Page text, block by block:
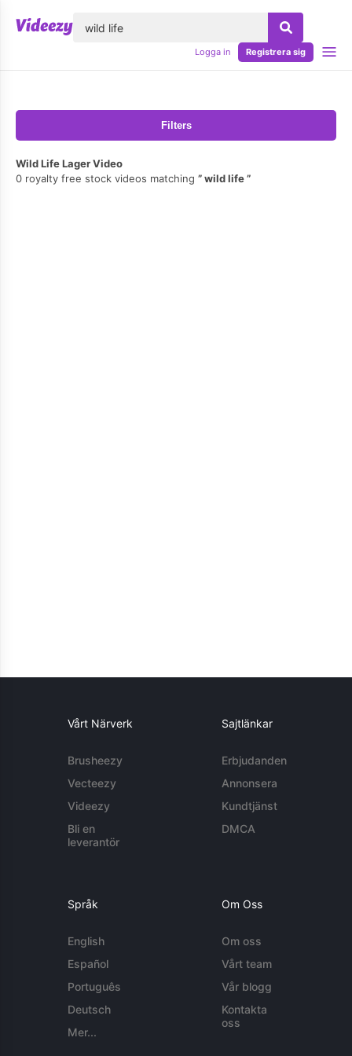
Logga in Registrera sig
Filters
Wild Life Lager Video
0 royalty free stock videos matching
wild life
Vårt Närverk
Brusheezy
Vecteezy
Videezy
Bli en
leverantör
Sajtlänkar
Erbjudanden
Annonsera
Kundtjänst
DMCA
Språk
English
Español
Português
Deutsch
Mer...
Om Oss
Om oss
Vårt team
Vår blogg
Kontakta
oss